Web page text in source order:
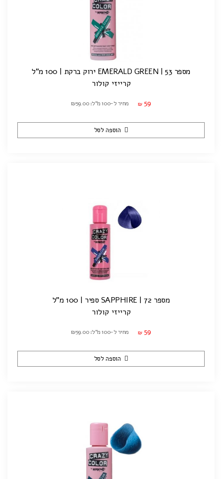
מספר 53 | EMERALD GREEN ירוק ברקת | 100 מ"ל
קרייזי קולור
₪ 59 מחיר ל-100 מ"ל: ₪59.00
הוספה לסל
מספר 72 | SAPPHIRE ספיר | 100 מ"ל
קרייזי קולור
₪ 59 מחיר ל-100 מ"ל: ₪59.00
הוספה לסל